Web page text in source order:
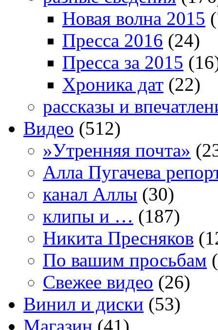
Новая волна 2015
Пресса 2016 (24)
Пресса за 2015
Хроника дат (22)
рассказы и
Видео (512)
»Утренняя почта»
Алла Пугачева
канал Аллы (30)
клипы и … (187)
Никита Пресняков
По вашим просьбам
Свежее видео (26)
Винил и диски (53)
Магазин (41)